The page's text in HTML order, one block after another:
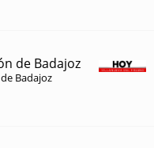
de Badajoz
Badajoz